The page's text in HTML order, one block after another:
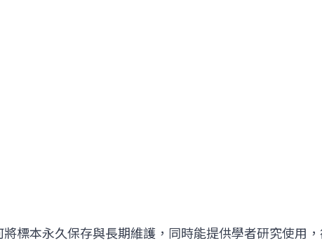
標本永久保存與長期維護，同時能提供學者研究使用